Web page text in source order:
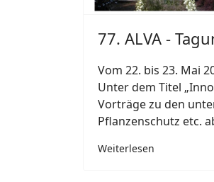
77. ALVA -
Vom 22. bis 23. Mai
Unter dem Titel
Vorträge zu den
Pflanzenschutz etc.
Weiterlesen